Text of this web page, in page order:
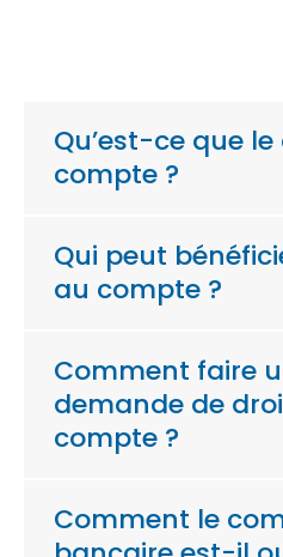
Qu’est-ce que
compte ?
Qui peut
au compte ?
Comment faire
demande de
compte ?
Comment le